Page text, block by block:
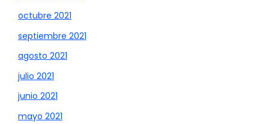
octubre 2021
septiembre 2021
agosto 2021
julio 2021
junio 2021
mayo 2021